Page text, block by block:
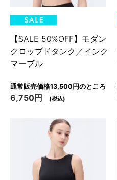
【SALE 50%OFF】モダン
クロップドタンク／インク
マーブル
通常販売価格13,500円のところ
6,750円 (税込)